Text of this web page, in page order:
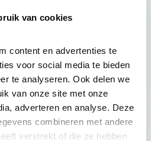
van cookies
content en advertenties te
voor social media te bieden
te analyseren. Ook delen we
van onze site met onze
adverteren en analyse. Deze
combineren met andere
verstrekt of die ze hebben